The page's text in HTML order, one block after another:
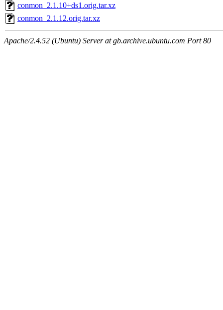
conmon_2.1.10+ds1.orig.tar.xz
conmon_2.1.12.orig.tar.xz
Apache/2.4.52 (Ubuntu) Server at gb.archive.ubuntu.com Port 80